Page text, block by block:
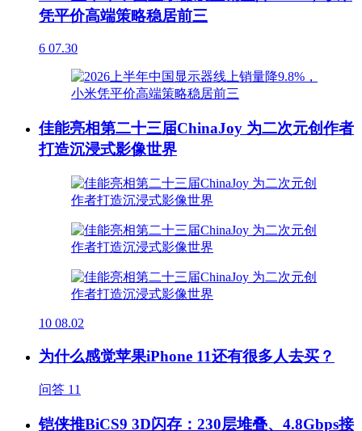
凭平价高端策略稳居前三
6 07.30
佳能亮相第二十三届ChinaJoy 为二次元创作者
打造沉浸式影像世界
10 08.02
为什么感觉苹果iPhone 11还有很多人去买？
问答 11
铠侠推BiCS9 3D闪存：230层堆叠、4.8Gbps接